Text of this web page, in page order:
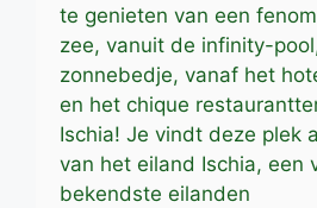
te genieten van een
zee, vanuit de infinity-
zonnebedje, vanaf het
en het chique
Ischia! Je vindt deze plek
van het eiland Ischia, een
bekendste eilanden